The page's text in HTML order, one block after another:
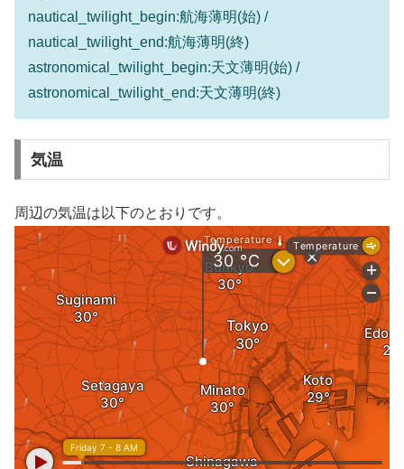
nautical_twilight_begin:航海薄明(始) /
nautical_twilight_end:航海薄明(終)
astronomical_twilight_begin:天文薄明(始) /
astronomical_twilight_end:天文薄明(終)
気温
周辺の気温は以下のとおりです。